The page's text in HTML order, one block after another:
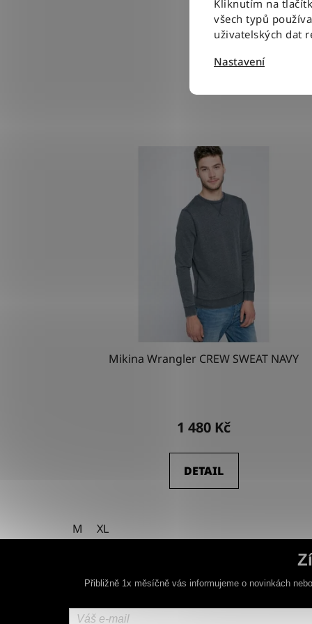
Kliknutím na
všech typů
uživatelských dat
Nastavení
Mikina Wrangler CREW SWEAT NAVY
1 480 Kč
DETAIL
M XL
Přibližně 1x měsíčně vás informujeme o novinkách